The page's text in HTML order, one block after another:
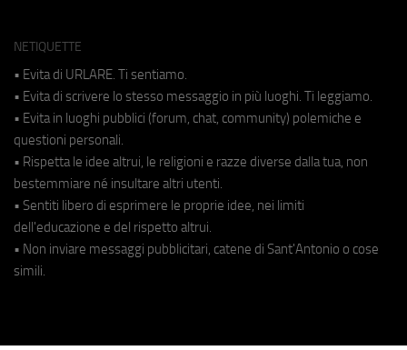
NETIQUETTE
• Evita di URLARE. Ti sentiamo.
• Evita di scrivere lo stesso messaggio in più luoghi. Ti leggiamo.
• Evita in luoghi pubblici (forum, chat, community) polemiche e
questioni personali.
• Rispetta le idee altrui, le religioni e razze diverse dalla tua, non
bestemmiare né insultare altri utenti.
• Sentiti libero di esprimere le proprie idee, nei limiti
dell'educazione e del rispetto altrui.
• Non inviare messaggi pubblicitari, catene di Sant'Antonio o cose
simili.